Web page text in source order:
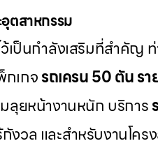
ตสาหกรรม
ว้เป็นกำลังเสริมที่สำคัญ
กเกจรถเครน 50 ตัน ร
ลุยหน้างานหนัก บริการ
งวล และสำหรับงานโคร